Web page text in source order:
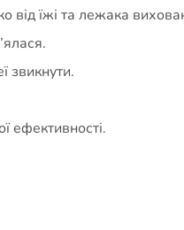
від їжі та лежака
звикнути.
ефективності.